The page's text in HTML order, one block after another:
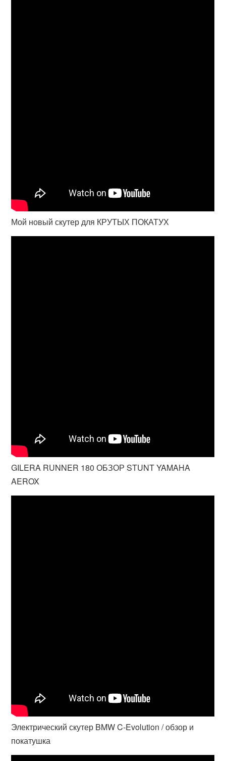
Мой новый скутер для КРУТЫХ ПОКАТУХ
GILERA RUNNER 180 ОБЗОР STUNT YAMAHA
AEROX
Электрический скутер BMW C-Evolution / обзор и
покатушка